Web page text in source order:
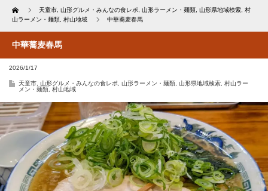
Home 天童市 山形グルメ・みんなの食レポ 山形ラーメン・麺類 山形県地域検索 村
山ラーメン・麺類 村山地域 中華蕎麦春馬
中華蕎麦春馬
2026/1/17
天童市 山形グルメ・みんなの食レポ 山形ラーメン・麺類 山形県地域検索 村山ラー
メン・麺類 村山地域